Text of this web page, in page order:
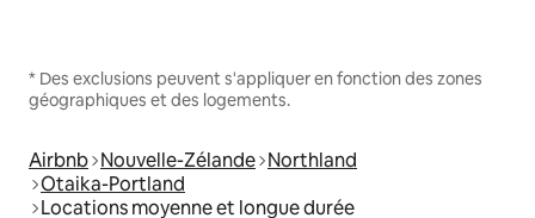
* Des exclusions peuvent s'appliquer en fonction des zones
géographiques et des logements.
Airbnb Nouvelle-Zélande Northland
Otaika-Portland
Locations moyenne et longue durée